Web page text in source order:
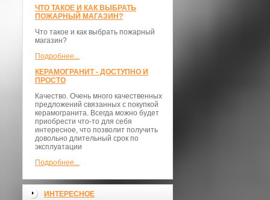
ЧТО ТАКОЕ И КАК ВЫБРАТЬ
ПОЖАРНЫЙ МАГАЗИН?
Что такое и как выбрать пожарный
магазин?
Подробнее...
КЕРАМОГРАНИТ - ДОСТУПНО И
ПРОСТО
Качество. Очень много качественных
предложений связанных с покупкой
керамогранита. Всегда можно будет
приобрести что-то для себя
интересное, что позволит получить
довольно длительный срок по
эксплуатации
Подробнее...
ИНТЕРЕСНОЕ